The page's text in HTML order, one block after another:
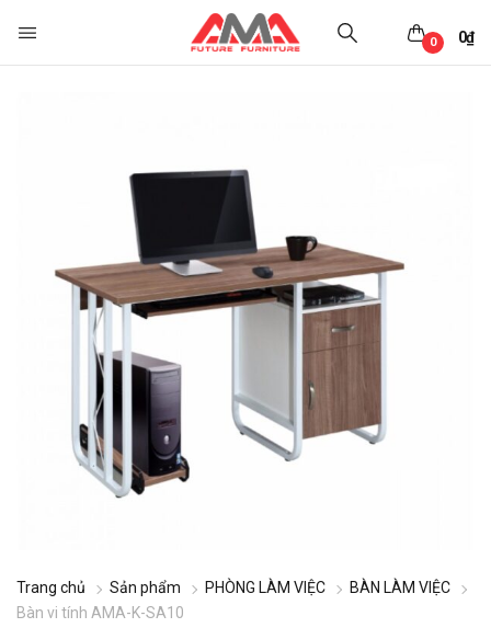
0₫
0
Trang chủ Sản phẩm PHÒNG LÀM VIỆC
BÀN LÀM VIỆC
Bàn vi tính AMA-K-SA10